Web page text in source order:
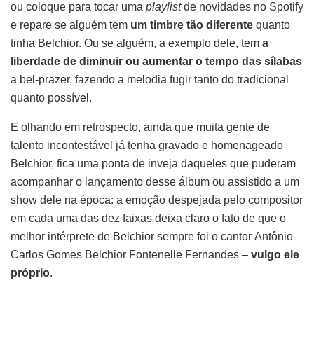
ou coloque para tocar uma playlistde novidades no Spotify
e repare se alguém tem um timbre tão diferente quanto
tinha Belchior. Ou se alguém, a exemplo dele, tem a
liberdade de diminuir ou aumentar o tempo das sílabas
a bel-prazer, fazendo a melodia fugir tanto do tradicional
quanto possível.
E olhando em retrospecto, ainda que muita gente de
talento incontestável já tenha gravado e homenageado
Belchior, fica uma ponta de inveja daqueles que puderam
acompanhar o lançamento desse álbum ou assistido a um
show dele na época: a emoção despejada pelo compositor
em cada uma das dez faixas deixa claro o fato de que o
melhor intérprete de Belchior sempre foi o cantor Antônio
Carlos Gomes Belchior Fontenelle Fernandes – vulgo ele
próprio.